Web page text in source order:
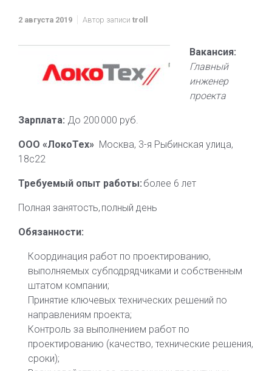
2 августа 2019 Автор записи troll
Вакансия:
Главный
инженер
проекта
Зарплата: До 200 000 руб.
ООО «ЛокоТех» Москва, 3-я Рыбинская улица,
18с22
Требуемый опыт работы: более 6 лет
Полная занятость, полный день
Обязанности:
Координация работ по проектированию,
выполняемых субподрядчиками и собственным
штатом компании;
Принятие ключевых технических решений по
направлениям проекта;
Контроль за выполнением работ по
проектированию (качество, технические решения,
сроки);